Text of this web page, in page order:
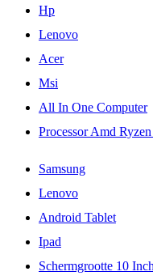
Hp
Lenovo
Acer
Msi
All In One Computer
Processor Amd
Samsung
Lenovo
Android Tablet
Ipad
Schermgrootte 10 Inch